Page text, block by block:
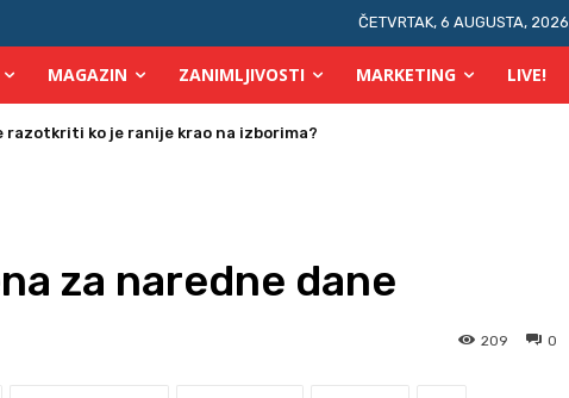
ČETVRTAK, 6 AUGUSTA, 2026
MAGAZIN ZANIMLJIVOSTI MARKETING LIVE!
za osobe s invaliditetom
za naredne dane
0
209